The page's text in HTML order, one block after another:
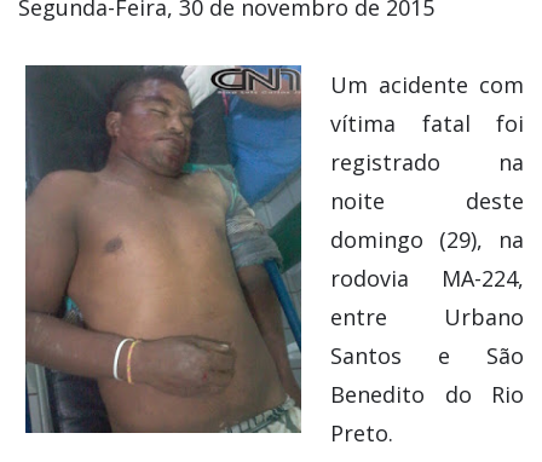
Segunda-Feira, 30 de novembro de 2015
Um acidente com
vítima fatal foi
registrado na
noite deste
domingo (29), na
rodovia MA-224,
entre Urbano
Santos e São
Benedito do Rio
Preto.